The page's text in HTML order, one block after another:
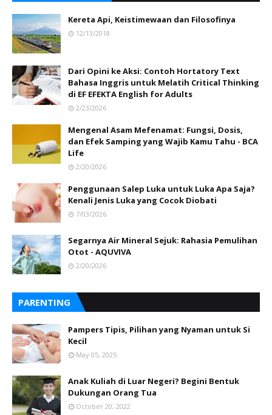
Kereta Api, Keistimewaan dan Filosofinya
12/13/2018
Dari Opini ke Aksi: Contoh Hortatory Text
Bahasa Inggris untuk Melatih Critical Thinking
di EF EFEKTA English for Adults
2/23/2026
Mengenal Asam Mefenamat: Fungsi, Dosis,
dan Efek Samping yang Wajib Kamu Tahu - BCA
Life
2/20/2026
Penggunaan Salep Luka untuk Luka Apa Saja?
Kenali Jenis Luka yang Cocok Diobati
7/03/2026
Segarnya Air Mineral Sejuk: Rahasia Pemulihan
Otot - AQUVIVA
2/20/2026
PARENTING
Pampers Tipis, Pilihan yang Nyaman untuk Si
Kecil
May 05, 2025
Anak Kuliah di Luar Negeri? Begini Bentuk
Dukungan Orang Tua
October 20, 2022